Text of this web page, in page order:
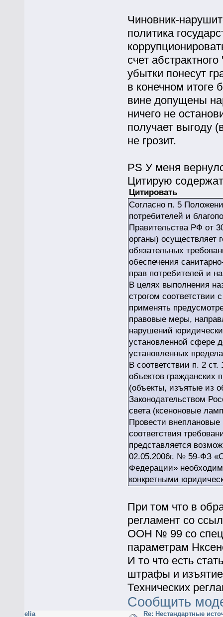
Чиновник-
политика
счет
убытки понесут
в конечном итоге
вине допущены
ничего не
получает выгоду
не грозит.
PS У меня
Цитирую
Цитировать
Согласно п. 5
потребителей и
Правительства РФ от
органы) осуществляет
обязательных
обеспечения
прав потребителей и
В целях выполнения
строгом соответствии
применять
правовые меры,
нарушений
установленной сфере
установленных
В соответствии п. 2
объектов гражданских
(объекты, изъятые из
Законодательством
света (ксеноновые
Провести
соответствия
представляется
02.05.2006г. № 59-ФЗ
Федерации»
конкретными
При том что в
регламент со
ООН № 99 со
параметрам
И то что есть
штрафы и
Технических
Сообщить
elia Re: Нестандартные